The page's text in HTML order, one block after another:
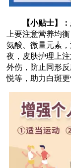
【小贴士】：
上要注意营养均
氨酸、微量元素
夜，皮肤护理上
外伤，防止同形
悦等，助力白斑更